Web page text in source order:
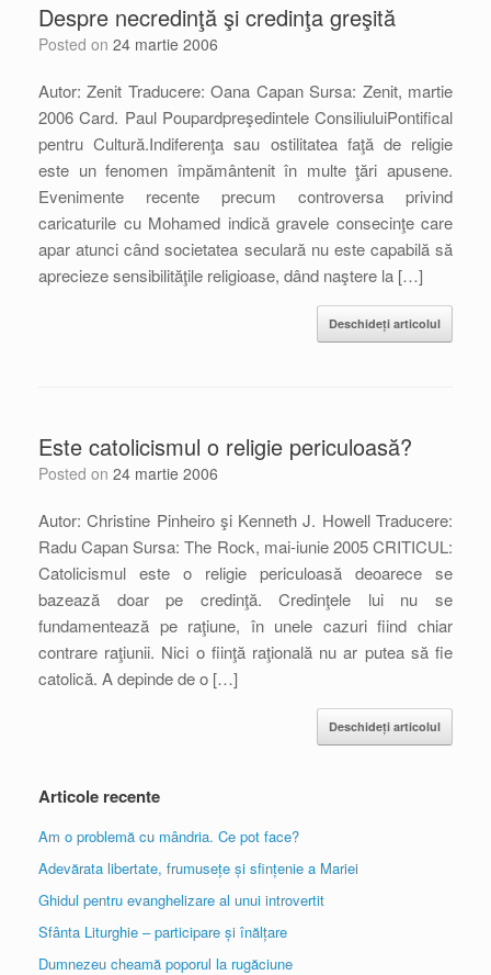
Despre necredinţă şi credinţa greşită
Posted on 24 martie 2006
Autor: Zenit Traducere: Oana Capan Sursa: Zenit, martie
2006 Card. Paul Poupardpreşedintele ConsiliuluiPontifical
pentru Cultură.Indiferenţa sau ostilitatea faţă de religie
este un fenomen împământenit în multe ţări apusene.
Evenimente recente precum controversa privind
caricaturile cu Mohamed indică gravele consecinţe care
apar atunci când societatea seculară nu este capabilă să
aprecieze sensibilităţile religioase, dând naştere la […]
Deschideți articolul
Este catolicismul o religie periculoasă?
Posted on 24 martie 2006
Autor: Christine Pinheiro şi Kenneth J. Howell Traducere:
Radu Capan Sursa: The Rock, mai-iunie 2005 CRITICUL:
Catolicismul este o religie periculoasă deoarece se
bazează doar pe credinţă. Credinţele lui nu se
fundamentează pe raţiune, în unele cazuri fiind chiar
contrare raţiunii. Nici o fiinţă raţională nu ar putea să fie
catolică. A depinde de o […]
Deschideți articolul
Articole recente
Am o problemă cu mândria. Ce pot face?
Adevărata libertate, frumusețe și sfințenie a Mariei
Ghidul pentru evanghelizare al unui introvertit
Sfânta Liturghie – participare și înălțare
Dumnezeu cheamă poporul la rugăciune